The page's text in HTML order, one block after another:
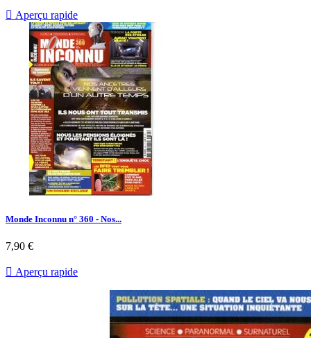
 Aperçu rapide
Monde Inconnu n° 360 - Nos...
Prix
7,90 €
 Aperçu rapide